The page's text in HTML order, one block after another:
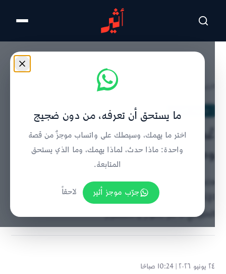
تخطى للمحتوى الرئيسي
تفاصيل الخبر
ما وراء الحدث
عُمان وقطر تبحثان تعزيز التعاون
ومستجدات المنطقة
وزيرا خارجية عُمان وقطر بحثا التعاون الثنائي والمستجدات
الإقليمية وأمن الملاحة في مضيق هرمز ضمن التنسيق
الخليجي لدعم الحوار والاستقرار
٢٤ يونيو ٢٠٢٦ | 10:24 صباحًا
ما يستحق أن تعرفه، من دون ضجيج
اختر ما يهمك، وسيصلك على واتساب موجزٌ من قصة
واحدة: ماذا حدث، لماذا يهمك، وما الذي يستحق
المتابعة.
جرّب موجز أثير
لاحقاً